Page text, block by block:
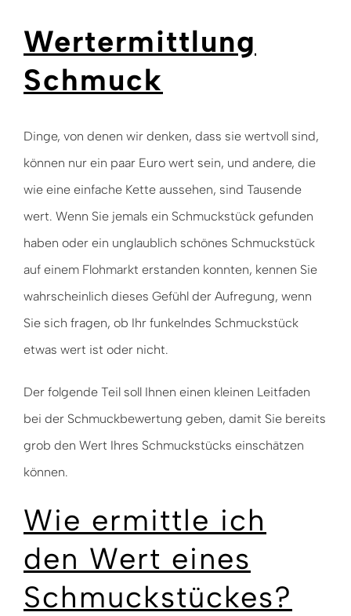
Wertermittlung
Schmuck
Dinge, von denen wir denken, dass sie wertvoll sind,
können nur ein paar Euro wert sein, und andere, die
wie eine einfache Kette aussehen, sind Tausende
wert. Wenn Sie jemals ein Schmuckstück gefunden
haben oder ein unglaublich schönes Schmuckstück
auf einem Flohmarkt erstanden konnten, kennen Sie
wahrscheinlich dieses Gefühl der Aufregung, wenn
Sie sich fragen, ob Ihr funkelndes Schmuckstück
etwas wert ist oder nicht.
Der folgende Teil soll Ihnen einen kleinen Leitfaden
bei der Schmuckbewertung geben, damit Sie bereits
grob den Wert Ihres Schmuckstücks einschätzen
können.
Wie ermittle ich
den Wert eines
Schmuckstückes?